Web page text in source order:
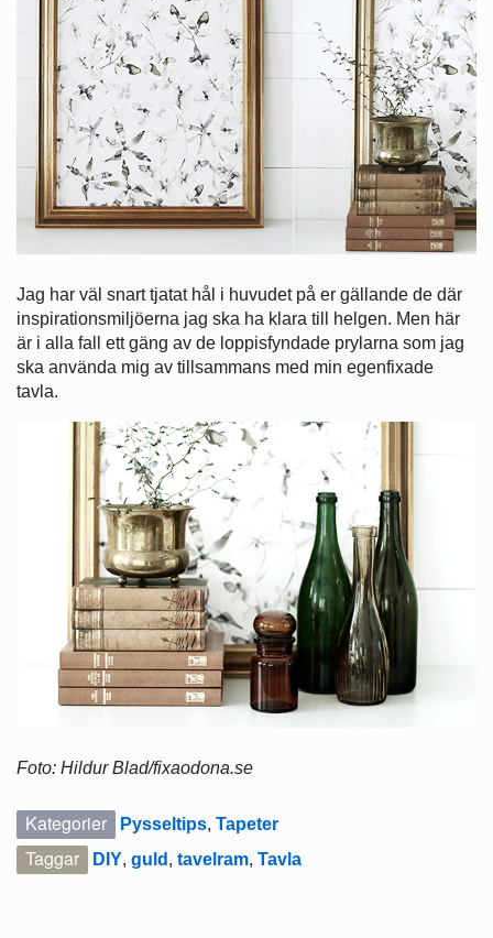
Jag har väl snart tjatat hål i huvudet på er gällande de där
inspirationsmiljöerna jag ska ha klara till helgen. Men här
är i alla fall ett gäng av de loppisfyndade prylarna som jag
ska använda mig av tillsammans med min egenfixade
tavla.
Foto: Hildur Blad/fixaodona.se
Kategorier Pysseltips, Tapeter
Taggar DIY, guld , tavelram, Tavla